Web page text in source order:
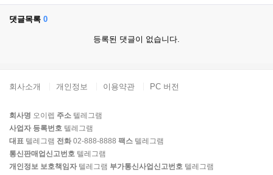
댓글목록 0
등록된 댓글이 없습니다.
회사소개 개인정보 이용약관 PC 버전
회사명 오이렙 주소 텔레그램
사업자 등록번호 텔레그램
대표 텔레그램 전화 02-888-8888 팩스 텔레그램
통신판매업신고번호 텔레그램
개인정보 보호책임자 텔레그램 부가통신사업신고번호 텔레그램